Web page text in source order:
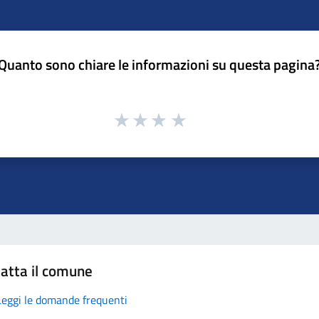
sono chiare le informazioni su questa
il comune
le domande frequenti